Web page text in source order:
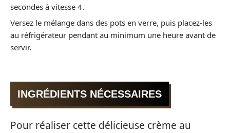
secondes à vitesse 4.
Versez le mélange dans des pots en verre, puis placez-les
au réfrigérateur pendant au minimum une heure avant de
servir.
INGRÉDIENTS NÉCESSAIRES
Pour réaliser cette délicieuse crème au